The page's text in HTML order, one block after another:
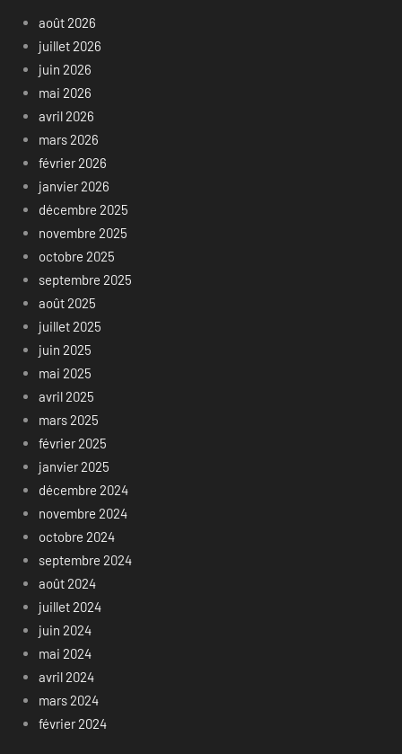
août 2026
juillet 2026
juin 2026
mai 2026
avril 2026
mars 2026
février 2026
janvier 2026
décembre 2025
novembre 2025
octobre 2025
septembre 2025
août 2025
juillet 2025
juin 2025
mai 2025
avril 2025
mars 2025
février 2025
janvier 2025
décembre 2024
novembre 2024
octobre 2024
septembre 2024
août 2024
juillet 2024
juin 2024
mai 2024
avril 2024
mars 2024
février 2024